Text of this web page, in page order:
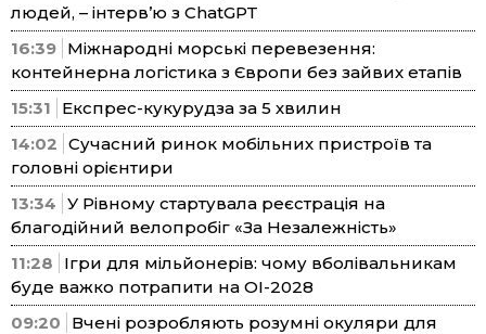
людей, – інтерв’ю з ChatGPT
16:39 Міжнародні морські перевезення:
контейнерна логістика з Європи без зайвих етапів
15:31
Експрес-кукурудза за 5 хвилин
14:02 Сучасний ринок мобільних пристроїв та
головні орієнтири
13:34 У Рівному стартувала реєстрація на
благодійний велопробіг «За Незалежність»
11:28
Ігри для мільйонерів: чому вболівальникам
буде важко потрапити на ОІ-2028
09:20
Вчені розробляють розумні окуляри для